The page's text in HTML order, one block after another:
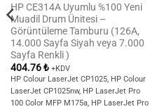
HP CE314A Uyumlu %100 Yeni
Muadil Drum Ünitesi –
Görüntüleme Tamburu (126A,
14.000 Sayfa Siyah veya 7.000
Sayfa Renkli )
404.76₺ +KDV
HP Colour LaserJet CP1025, HP Colour
LaserJet CP1025nw, HP LaserJet Pro
100 Color MFP M175a, HP LaserJet Pro